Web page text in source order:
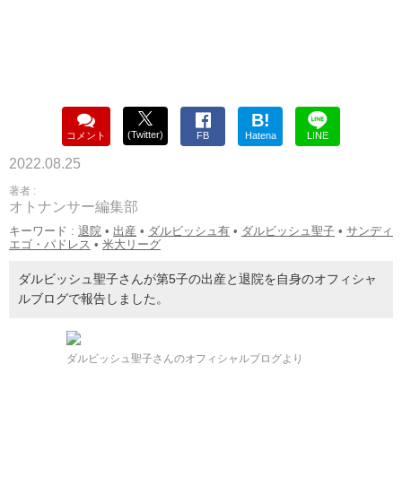
コメント (Twitter) FB
B!
Hatena LINE
2022.08.25
著者 :
オトナンサー編集部
キーワード : 退院 • 出産 • ダルビッシュ有 • ダルビッシュ聖子 • サンディ
エゴ・パドレス • 米大リーグ
ダルビッシュ聖子さんが第5子の出産と退院を自身のオフィシャ
ルブログで報告しました。
ダルビッシュ聖子さんのオフィシャルブログより